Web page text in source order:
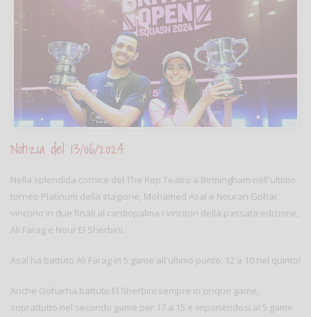
Notizia del 13/06/2024
Nella splendida cornice del The Rep Teatro a Birmingham nell'ultimo
torneo Platinum della stagione, Mohamed Asal e Nouran Gohar
vincono in due finali al cardiopalma i vincitori della passata edizione,
Ali Farag e Nour El Sherbini.
Asal ha battuto Ali Farag in 5 game all'ultimo punto, 12 a 10 nel quinto!
Anche Goharha battuto El Sherbini sempre in cinque game,
soprattutto nel secondo game per 17 a 15 e imponendosi al 5 game